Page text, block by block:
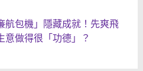
航包機」隱藏成就！先爽飛
意做得很「功德」？